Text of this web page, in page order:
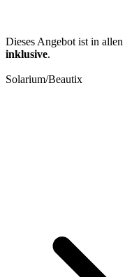
Dieses Angebot ist in allen
inklusive.
Solarium/Beautix